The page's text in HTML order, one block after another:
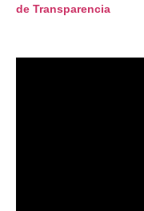
de Transparencia